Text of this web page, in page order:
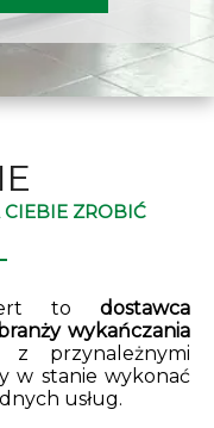
ZROBIĆ
to dostawca
wykańczania
przynależnymi
w stanie wykonać
usług.